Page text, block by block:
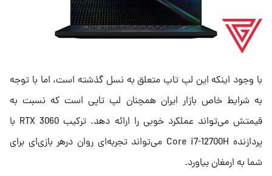
با وجود اینکه این لپ تاپ متعلق به نسل گذشته است، اما با توجه
به شرایط خاص بازار ایران همچنان لپ تاپی است که نسبت به
قیمتش می‌تواند عملکرد خوبی را ارائه دهد. ترکیب RTX 3060 با
پردازنده Core i7-12700H می‌تواند تجربه‌ای روان درهر بازی‌ای برای
شما به ارمغان بیاورد.